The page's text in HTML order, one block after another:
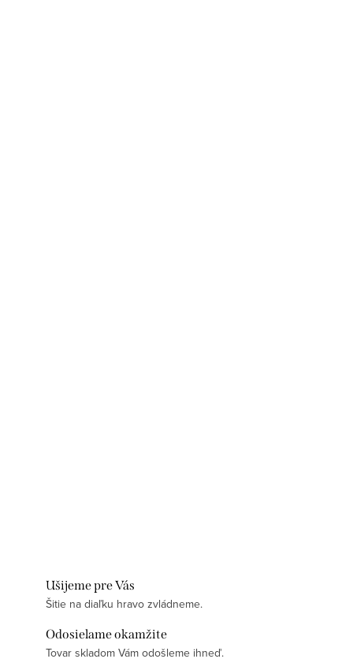
Ušijeme pre Vás
Šitie na diaľku hravo zvládneme.
Odosielame okamžite
Tovar skladom Vám odošleme ihneď.